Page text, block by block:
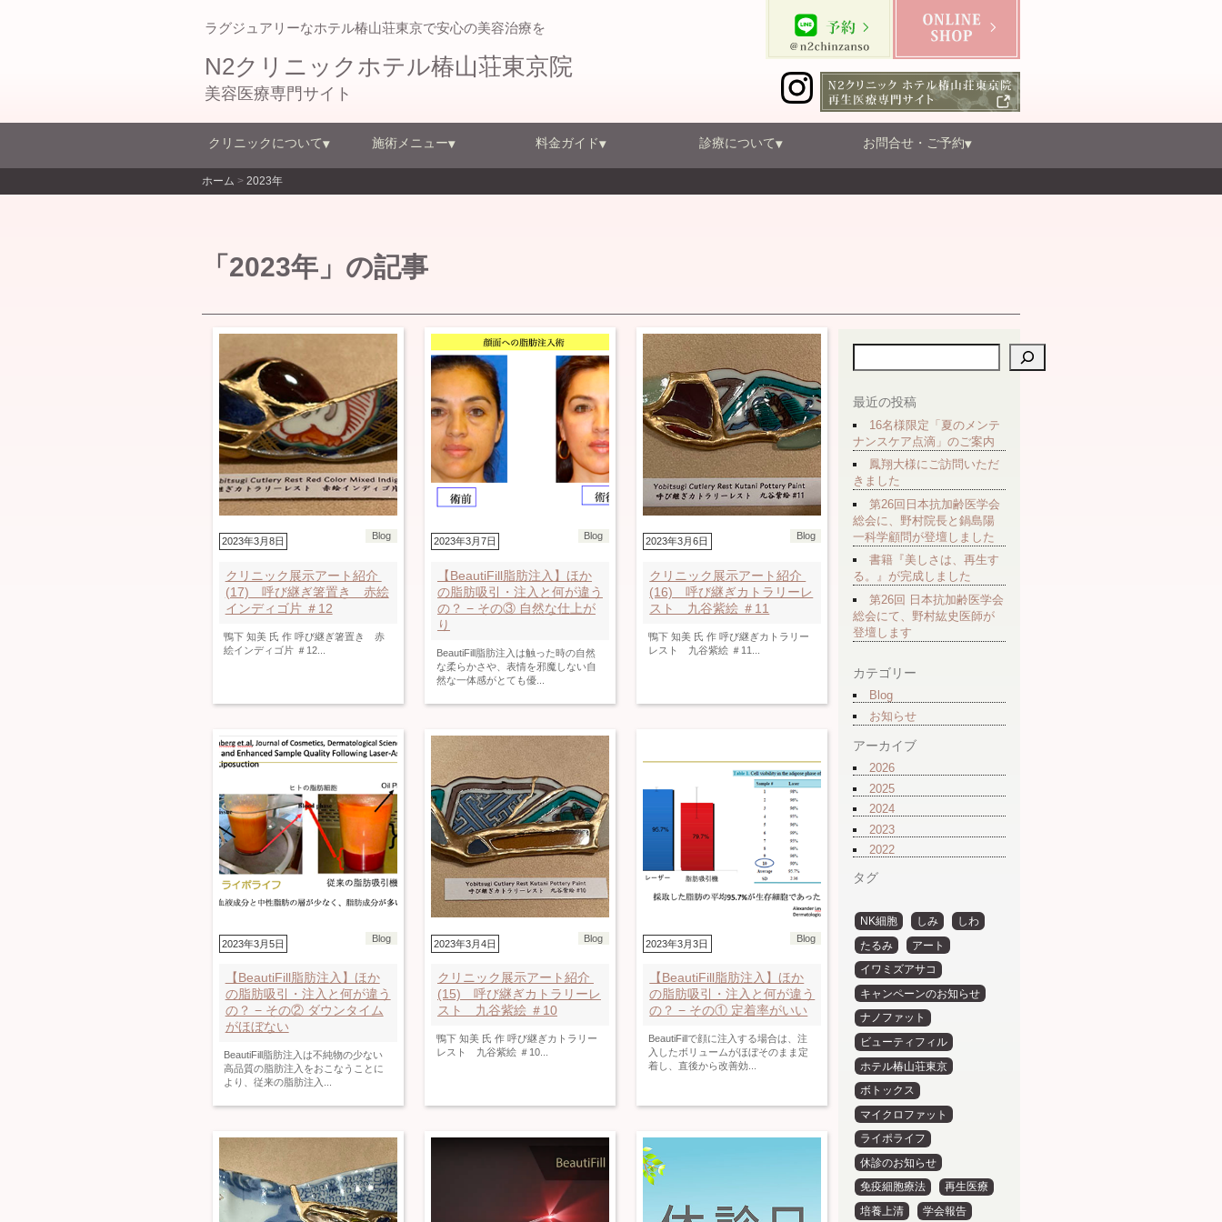
ラグジュアリーなホテル椿山荘東京で安心の美容治療を
N2クリニックホテル椿山荘東京院
美容医療専門サイト
クリニックについて 施術メニュー 料金ガイド 診療について お問合せ・ご予約
ホーム > 2023年
「2023年」の記事
2023年3月8日 Blog
クリニック展示アート紹介
(17) 呼び継ぎ箸置き 赤絵
インディゴ片 ＃12
鴨下 知美 氏 作 呼び継ぎ箸置き 赤
絵インディゴ片 ＃12...
2023年3月7日 Blog
【BeautiFill脂肪注入】ほか
の脂肪吸引・注入と何が違う
の？ − その③ 自然な仕上が
り
BeautiFill脂肪注入は触った時の自然
な柔らかさや、表情を邪魔しない自
然な一体感がとても優...
2023年3月6日 Blog
クリニック展示アート紹介
(16) 呼び継ぎカトラリーレ
スト 九谷紫絵 ＃11
鴨下 知美 氏 作 呼び継ぎカトラリー
レスト 九谷紫絵 ＃11...
2023年3月5日 Blog
【BeautiFill脂肪注入】ほか
の脂肪吸引・注入と何が違う
の？ − その② ダウンタイム
がほぼない
BeautiFill脂肪注入は不純物の少ない
高品質の脂肪注入をおこなうことに
より、従来の脂肪注入...
2023年3月4日 Blog
クリニック展示アート紹介
(15) 呼び継ぎカトラリーレ
スト 九谷紫絵 ＃10
鴨下 知美 氏 作 呼び継ぎカトラリー
レスト 九谷紫絵 ＃10...
2023年3月3日 Blog
【BeautiFill脂肪注入】ほか
の脂肪吸引・注入と何が違う
の？ − その① 定着率がいい
BeautiFillで顔に注入する場合は、注
入したボリュームがほぼそのまま定
着し、直後から改善効...
検索
最近の投稿
16名様限定「夏のメンテ
ナンスケア点滴」のご案内
鳳翔大様にご訪問いただ
きました
第26回日本抗加齢医学会
総会に、野村院長と鍋島陽
一科学顧問が登壇しました
書籍『美しさは、再生す
る。』が完成しました
第26回 日本抗加齢医学会
総会にて、野村紘史医師が
登壇します
カテゴリー
Blog
お知らせ
アーカイブ
2026
2025
2024
2023
2022
タグ
NK細胞 しみ
しわ
たるみ
アート
イワミズアサコ
キャンペーンのお知らせ
ナノファット
ビューティフィル
ホテル椿山荘東京
ボトックス
マイクロファット
ライポライフ
休診のお知らせ
免疫細胞療法
再生医療
培養上清
学会報告